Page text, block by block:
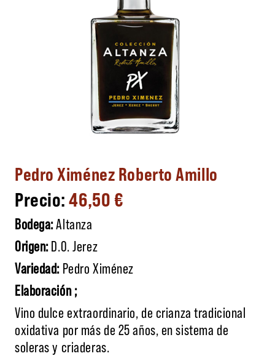
Pedro Ximénez Roberto Amillo
46,50€
Bodega:Altanza
Origen:D.O. Jerez
Variedad: Pedro Ximénez
Elaboración ;
Vino dulce extraordinario, de crianza tradicional
oxidativa por más de 25 años, en sistema de
soleras y criaderas.